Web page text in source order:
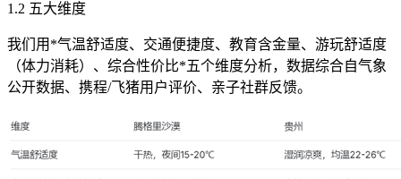
1.2 五大维度
我们用*气温舒适度、交通便捷度、教育含金量、游玩舒适度
（体力消耗）、综合性价比*五个维度分析，数据综合自气象
公开数据、携程/飞猪用户评价、亲子社群反馈。